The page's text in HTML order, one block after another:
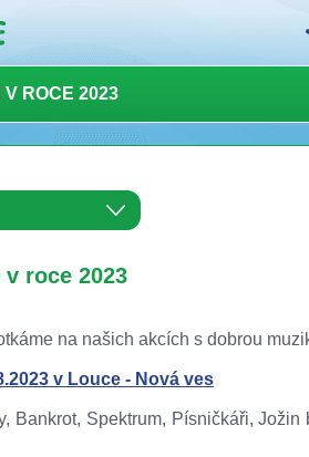
V ROCE 2023
roce 2023
na našich akcích s dobrou
v Louce - Nová ves
Bankrot, Spektrum, Písničkáři, Jožin